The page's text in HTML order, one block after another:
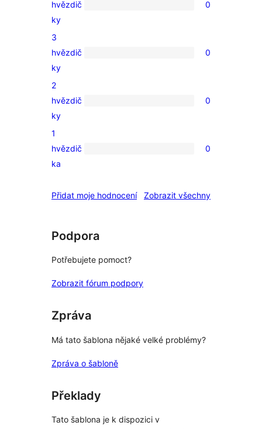
0
4hvězdičkové
hodnocení
hvězdič
ky
0
0
3hvězdičkové
hodnocení
3
hvězdič
ky
0
0
2hvězdičkové
hodnocení
2
hvězdič
ky
0
0
1hvězdičkové
1
hvězdič
ka
0
Přidat moje hodnocení Zobrazit všechnyrecenze
Podpora
Potřebujete pomoct?
Zobrazit fórum podpory
Zpráva
Má tato šablona nějaké velké problémy?
Zpráva o šabloně
Překlady
Tato šablona je k dispozici v